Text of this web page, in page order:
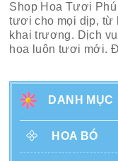
Shop Hoa Tươi
tươi cho mọi dịp, từ
khai trương. Dịch
hoa luôn tươi mới.
DANH MỤC
HOA BÓ